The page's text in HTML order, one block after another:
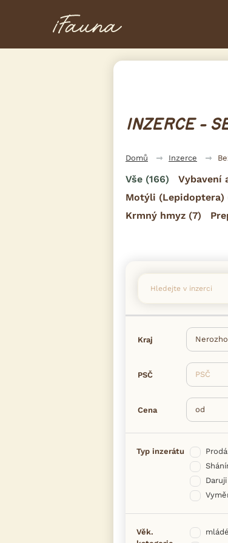
INZERCE -
Domů Inzerce
Vše (166) Vybavení
Motýli (Lepidoptera)
Krmný hmyz (7)
Kraj
PSČ PSČ
Cena
Typ inzerátu
Daruji
Věk.